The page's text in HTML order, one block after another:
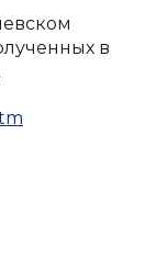
в